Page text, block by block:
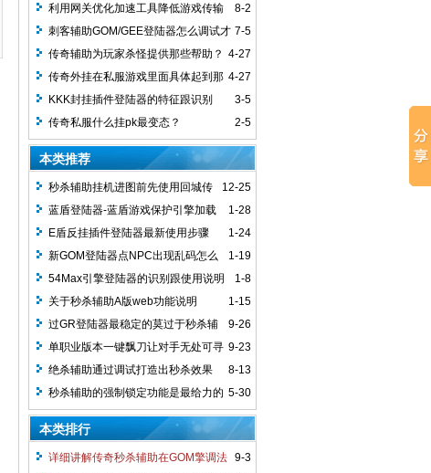
多开器使用说明
8-2
利用网关优化加速工具降低游戏传输
问题
7-5
刺客辅助GOM/GEE登陆器怎么调试才
厉害
4-27
传奇辅助为玩家杀怪提供那些帮助？
4-27
传奇外挂在私服游戏里面具体起到那
些作用？
3-5
KKK封挂插件登陆器的特征跟识别
2-5
传奇私服什么挂pk最变态？
本类推荐
12-25
秒杀辅助挂机进图前先使用回城传
送石说明
1-28
蓝盾登陆器-蓝盾游戏保护引擎加载
成功
1-24
E盾反挂插件登陆器最新使用步骤
1-19
新GOM登陆器点NPC出现乱码怎么
解决
1-8
54Max引擎登陆器的识别跟使用说明
1-15
关于秒杀辅助A版web功能说明
9-26
过GR登陆器最稳定的莫过于秒杀辅
助定制版
9-23
单职业版本一键飘刀让对手无处可寻
8-13
绝杀辅助通过调试打造出秒杀效果
5-30
秒杀辅助的强制锁定功能是最给力的
本类排行
9-3
详细讲解传奇秒杀辅助在GOM擎调法